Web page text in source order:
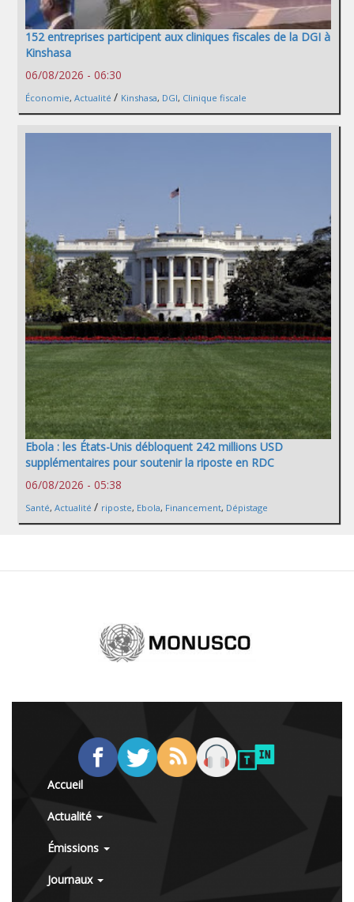
152 entreprises participent aux cliniques fiscales de la DGI à
Kinshasa
06/08/2026 - 06:30
Économie, Actualité / Kinshasa, DGI, Clinique fiscale
Ebola : les États-Unis débloquent 242 millions USD
supplémentaires pour soutenir la riposte en RDC
06/08/2026 - 05:38
Santé, Actualité / riposte, Ebola, Financement, Dépistage
Accueil
Actualité
Émissions
Journaux